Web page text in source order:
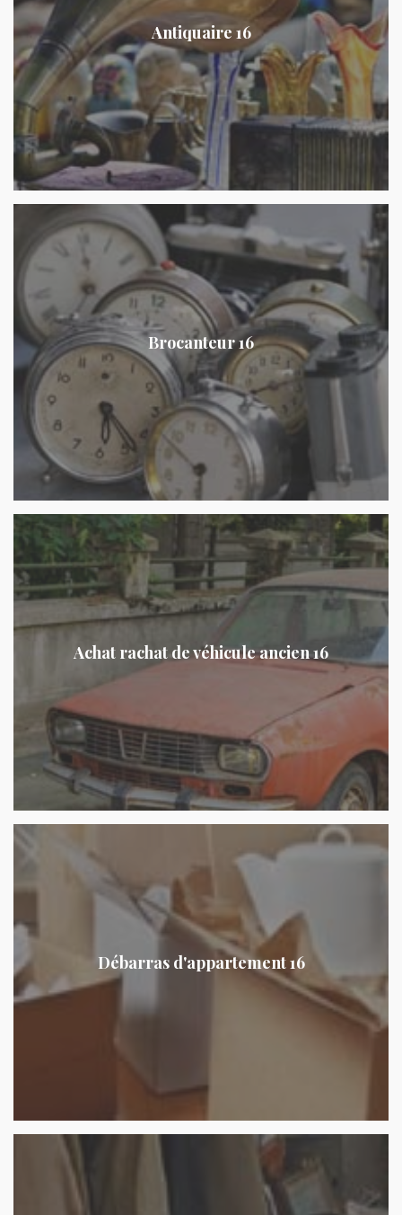
Antiquaire 16
Brocanteur 16
Achat rachat de véhicule ancien 16
Débarras d'appartement 16